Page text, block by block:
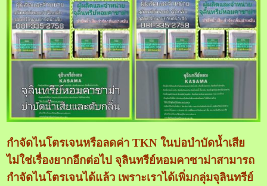
กำจัดไนโตรเจนหรือลดค่า TKN ในบ่อบำบัดน้ำเสีย
ไม่ใช่เรื่องยากอีกต่อไป จุลินทรีย์หอมคาซาม่าสามารถ
กำจัดไนโตรเจนได้แล้ว เพราะเราได้เพิ่มกลุ่มจุลินทรีย์